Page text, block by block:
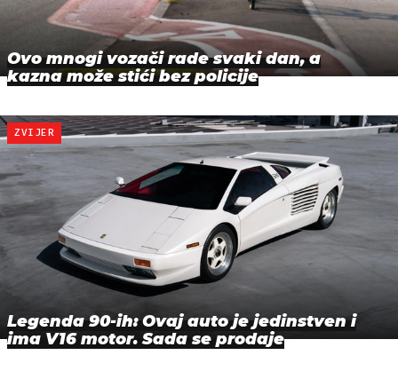
Ovo mnogi vozači rade svaki dan, a
kazna može stići bez policije
ZVIJER
Legenda 90-ih: Ovaj auto je jedinstven i
ima V16 motor. Sada se prodaje